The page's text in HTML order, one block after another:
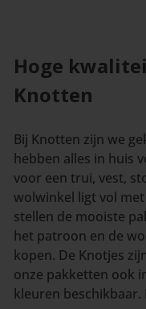
Hoge
Knotten
Bij Knotten zijn we
hebben alles in huis
voor een trui, vest,
wolwinkel ligt vol
stellen de mooiste
het patroon en de
kopen. De Knotjes
onze pakketten ook
kleuren beschikbaar.